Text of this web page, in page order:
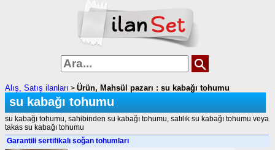
Alış, Satış ilanları > Ürün, Mahsül pazarı : su kabağı tohumu
su kabağı tohumu
su kabağı tohumu, sahibinden su kabağı tohumu, satılık su kabağı tohumu veya
takas su kabağı tohumu
Garantili sertifikalı soğan tohumları